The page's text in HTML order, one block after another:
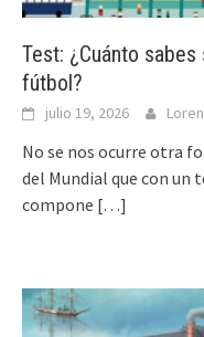
Test: ¿Cuánto
fútbol?
julio 19, 2026
No se nos ocurre otra
del Mundial que con un
compone […]